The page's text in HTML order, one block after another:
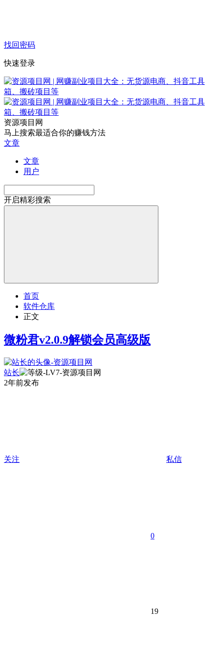
找回密码
快速登录
资源项目网
马上搜索最适合你的赚钱方法
文章
文章
用户
开启精彩搜索
首页
软件仓库
正文
微粉君v2.0.9解锁会员高级版
站长
2年前发布
关注 私信
0
19